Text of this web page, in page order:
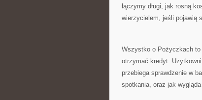
łączymy długi, jak rosną
wierzycielem, jeśli pojawią
Wszystko o Pożyczkach to
otrzymać kredyt.
przebiega sprawdzenie w
spotkania, oraz jak